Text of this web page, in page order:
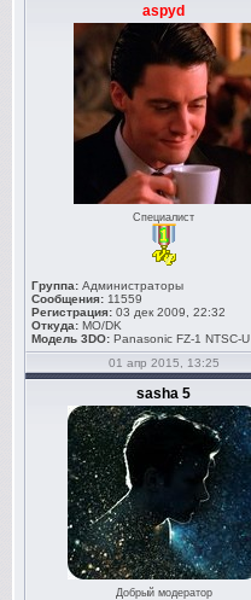
aspyd
Специалист
Группа: Администраторы
Сообщения: 11559
Регистрация: 03 дек 2009, 22:32
Откуда: MO/DK
Модель 3DO: Panasonic FZ-1 NTSC-U
01 апр 2015, 13:25
sasha 5
Добрый модератор